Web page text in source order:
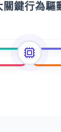
關鍵行為驅